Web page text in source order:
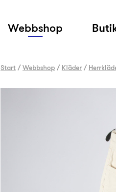
Webbshop
Start /Webbshop / Kläder /